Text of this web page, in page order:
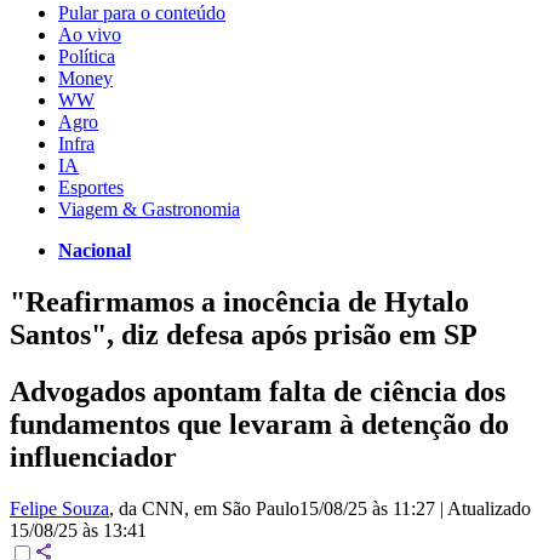
Pular para o conteúdo
Ao vivo
Política
Money
WW
Agro
Infra
IA
Esportes
Viagem & Gastronomia
Nacional
"Reafirmamos a inocência de Hytalo
Santos", diz defesa após prisão em SP
Advogados apontam falta de ciência dos
fundamentos que levaram à detenção do
influenciador
Felipe Souza, da CNN, em São Paulo15/08/25 às 11:27 | Atualizado
15/08/25 às 13:41